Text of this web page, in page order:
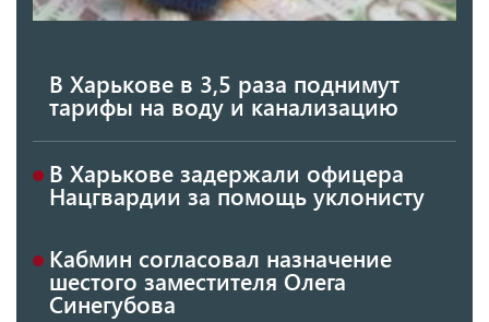
В Харькове в 3,5 раза поднимут
тарифы на воду и канализацию
В Харькове задержали офицера
Нацгвардии за помощь уклонисту
Кабмин согласовал назначение
шестого заместителя Олега
Синегубова